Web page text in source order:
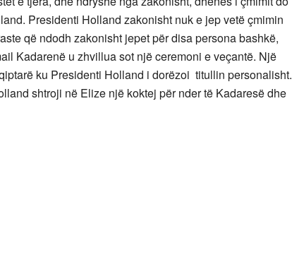
Presidenti Holland zakonisht nuk e jep vetë çmimin
që ndodh zakonisht jepet për disa persona bashkë,
Kadarenë u zhvillua sot një ceremoni e veçantë. Një
ku Presidenti Holland i dorëzoi titullin personalisht.
shtroji në Elize një koktej për nder të Kadaresë dhe